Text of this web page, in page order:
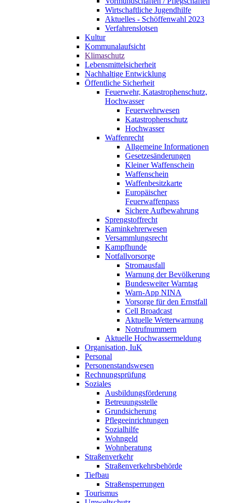
Wirtschaftliche Jugendhilfe
Aktuelles - Schöffenwahl 2023
Verfahrenslotsen
Kultur
Kommunalaufsicht
Klimaschutz
Lebensmittelsicherheit
Nachhaltige Entwicklung
Öffentliche Sicherheit
Feuerwehr, Katastrophenschutz,
Hochwasser
Feuerwehrwesen
Katastrophenschutz
Hochwasser
Waffenrecht
Allgemeine Informationen
Gesetzesänderungen
Kleiner Waffenschein
Waffenschein
Waffenbesitzkarte
Europäischer
Feuerwaffenpass
Sichere Aufbewahrung
Sprengstoffrecht
Kaminkehrerwesen
Versammlungsrecht
Kampfhunde
Notfallvorsorge
Stromausfall
Warnung der Bevölkerung
Bundesweiter Warntag
Warn-App NINA
Vorsorge für den Ernstfall
Cell Broadcast
Aktuelle Wetterwarnung
Notrufnummern
Aktuelle Hochwassermeldung
Organisation, IuK
Personal
Personenstandswesen
Rechnungsprüfung
Soziales
Ausbildungsförderung
Betreuungsstelle
Grundsicherung
Pflegeeinrichtungen
Sozialhilfe
Wohngeld
Wohnberatung
Straßenverkehr
Straßenverkehrsbehörde
Tiefbau
Straßensperrungen
Tourismus